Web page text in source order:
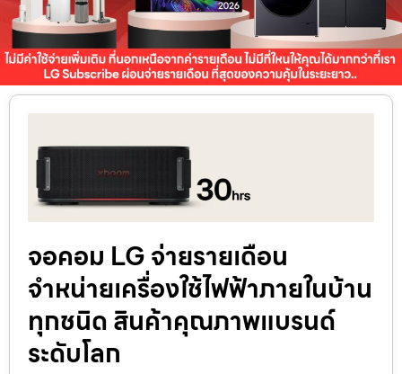
จอคอม LG จ่ายรายเดือน
จำหน่ายเครื่องใช้ไฟฟ้าภายในบ้าน
ทุกชนิด สินค้าคุณภาพแบรนด์
ระดับโลก